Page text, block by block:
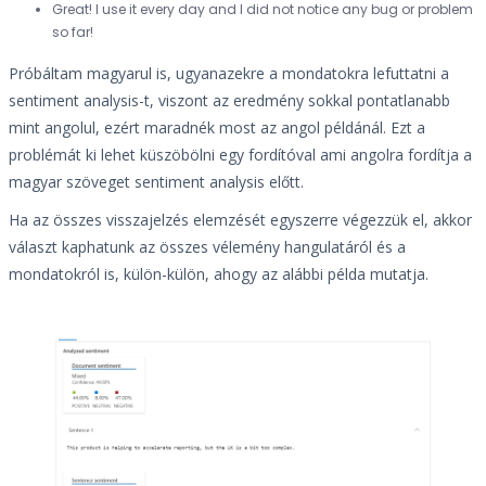
Great! I use it every day and I did not notice any bug or problem
so far!
Próbáltam magyarul is, ugyanazekre a mondatokra lefuttatni a
sentiment analysis-t, viszont az eredmény sokkal pontatlanabb
mint angolul, ezért maradnék most az angol példánál. Ezt a
problémát ki lehet küszöbölni egy fordítóval ami angolra fordítja a
magyar szöveget sentiment analysis előtt.
Ha az összes visszajelzés elemzését egyszerre végezzük el, akkor
választ kaphatunk az összes vélemény hangulatáról és a
mondatokról is, külön-külön, ahogy az alábbi példa mutatja.